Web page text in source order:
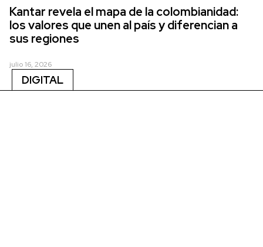
Kantar revela el mapa de la colombianidad:
los valores que unen al país y diferencian a
sus regiones
julio 16, 2026
DIGITAL